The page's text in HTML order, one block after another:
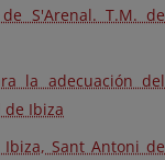
S'Arenal. T.M. de
la adecuación del
de Ibiza
Ibiza, Sant Antoni de